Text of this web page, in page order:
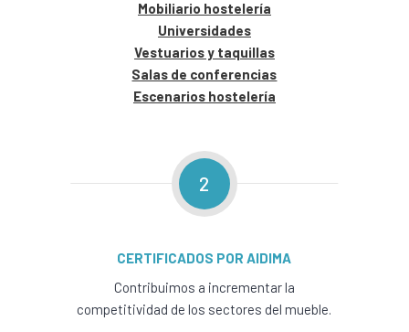
Mobiliario hostelería
Universidades
Vestuarios y taquillas
Salas de conferencias
Escenarios hostelería
2
CERTIFICADOS POR AIDIMA
Contribuimos a incrementar la
competitividad de los sectores del mueble.